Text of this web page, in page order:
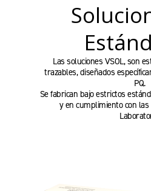
Las soluciones VSOL, son
trazables, diseñados
PQ.
Se fabrican bajo estrictos
y en cumplimiento con